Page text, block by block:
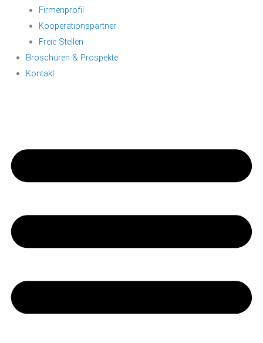
Firmenprofil
Kooperationspartner
Freie Stellen
Broschüren & Prospekte
Kontakt